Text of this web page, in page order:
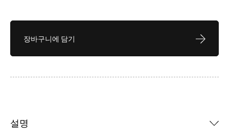
장바구니에 담기
설명